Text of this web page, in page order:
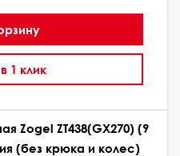
1 клик
Zogel ZT438(GX270) (9
(без крюка и колес)